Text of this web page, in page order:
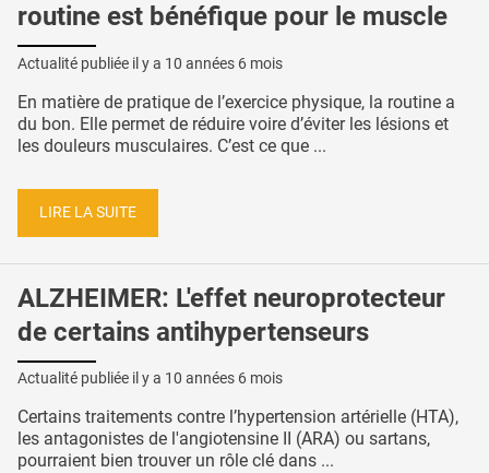
routine est bénéfique pour le muscle
Actualité publiée il y a 10 années 6 mois
En matière de pratique de l’exercice physique, la routine a
du bon. Elle permet de réduire voire d’éviter les lésions et
les douleurs musculaires. C’est ce que ...
LIRE LA SUITE
ALZHEIMER: L'effet neuroprotecteur
de certains antihypertenseurs
Actualité publiée il y a 10 années 6 mois
Certains traitements contre l’hypertension artérielle (HTA),
les antagonistes de l'angiotensine II (ARA) ou sartans,
pourraient bien trouver un rôle clé dans ...